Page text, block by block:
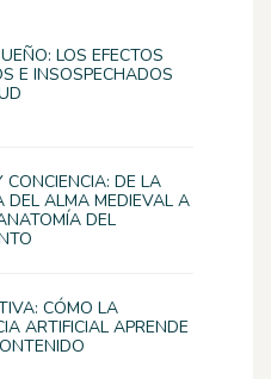
LOS EFECTOS
E INSOSPECHADOS
CONCIENCIA: DE LA
DEL ALMA MEDIEVAL A
DEL
CÓMO LA
ARTIFICIAL APRENDE